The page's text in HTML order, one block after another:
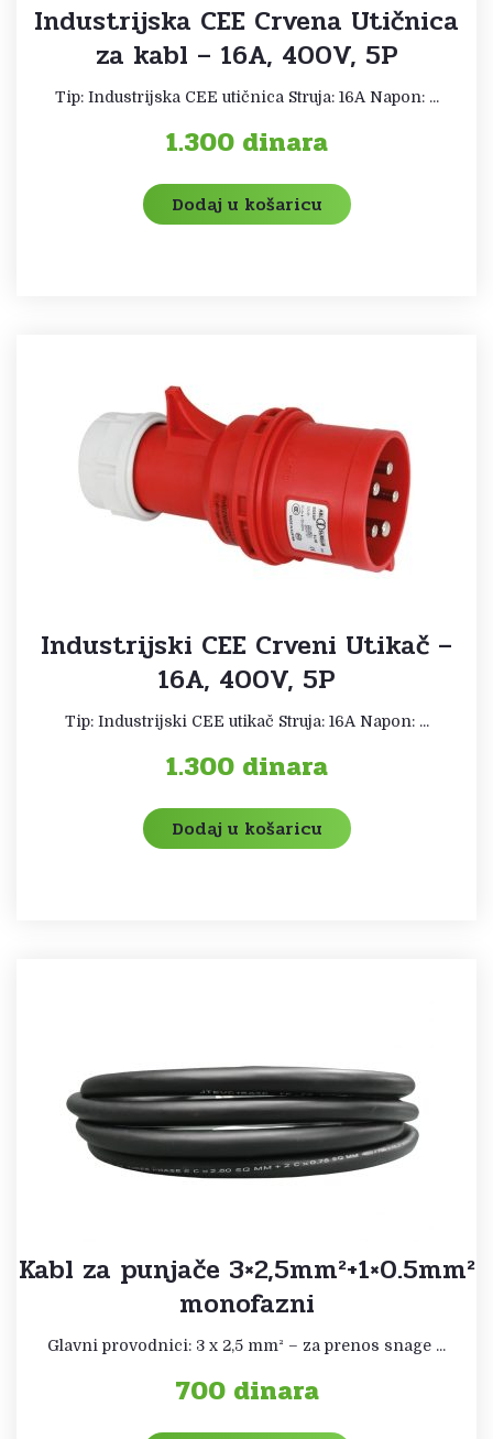
Industrijska CEE Crvena Utičnica
za kabl – 16A, 400V, 5P
Tip: Industrijska CEE utičnica Struja: 16A Napon: ...
1.300 dinara
Dodaj u košaricu
Industrijski CEE Crveni Utikač –
16A, 400V, 5P
Tip: Industrijski CEE utikač Struja: 16A Napon: ...
1.300 dinara
Dodaj u košaricu
Kabl za punjače 3×2,5mm²+1×0.5mm²
monofazni
Glavni provodnici: 3 x 2,5 mm² – za prenos snage ...
700 dinara